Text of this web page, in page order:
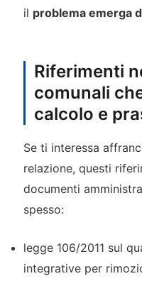
il problema emerga
Riferimenti
comunali
calcolo e
Se ti interessa
relazione, questi
documenti
spesso:
legge 106/2011 sul
integrative per